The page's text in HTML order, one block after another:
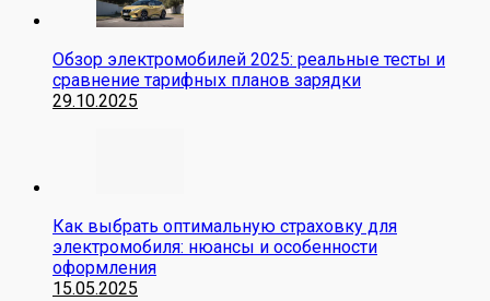
Обзор электромобилей 2025: реальные тесты и
сравнение тарифных планов зарядки
29.10.2025
Как выбрать оптимальную страховку для
электромобиля: нюансы и особенности
оформления
15.05.2025